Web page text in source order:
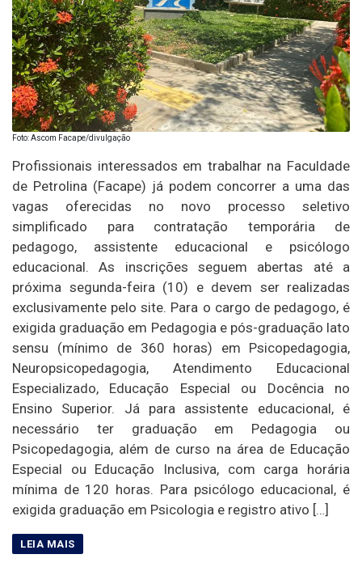
Foto: Ascom Facape/divulgação
Profissionais interessados em trabalhar na Faculdade
de Petrolina (Facape) já podem concorrer a uma das
vagas oferecidas no novo processo seletivo
simplificado para contratação temporária de
pedagogo, assistente educacional e psicólogo
educacional. As inscrições seguem abertas até a
próxima segunda-feira (10) e devem ser realizadas
exclusivamente pelo site. Para o cargo de pedagogo, é
exigida graduação em Pedagogia e pós-graduação lato
sensu (mínimo de 360 horas) em Psicopedagogia,
Neuropsicopedagogia, Atendimento Educacional
Especializado, Educação Especial ou Docência no
Ensino Superior. Já para assistente educacional, é
necessário ter graduação em Pedagogia ou
Psicopedagogia, além de curso na área de Educação
Especial ou Educação Inclusiva, com carga horária
mínima de 120 horas. Para psicólogo educacional, é
exigida graduação em Psicologia e registro ativo […]